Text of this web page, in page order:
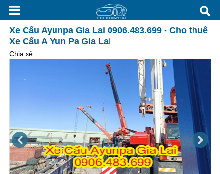
Xe Cẩu Ayunpa Gia Lai 0906.483.699 - Cho thuê
Xe Cẩu A Yun Pa Gia Lai
Chia sẻ: